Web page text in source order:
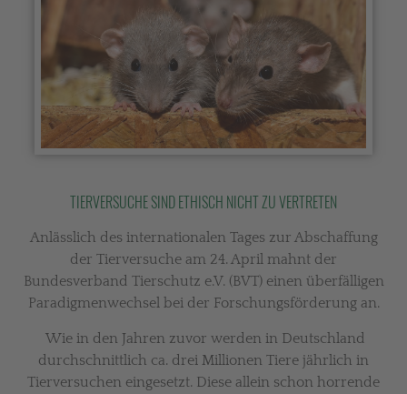
TIERVERSUCHE SIND ETHISCH NICHT ZU VERTRETEN
Anlässlich des internationalen Tages zur Abschaffung
der Tierversuche am 24. April mahnt der
Bundesverband Tierschutz e.V. (BVT) einen überfälligen
Paradigmenwechsel bei der Forschungsförderung an.
Wie in den Jahren zuvor werden in Deutschland
durchschnittlich ca. drei Millionen Tiere jährlich in
Tierversuchen eingesetzt. Diese allein schon horrende